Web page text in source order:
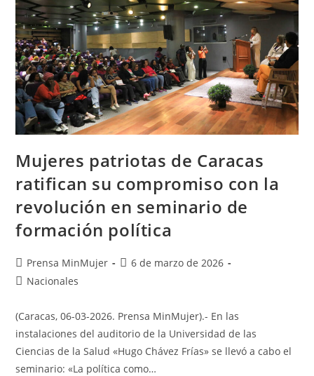
Mujeres patriotas de Caracas
ratifican su compromiso con la
revolución en seminario de
formación política
Prensa MinMujer
6 de marzo de 2026
Nacionales
(Caracas, 06-03-2026. Prensa MinMujer).- En las
instalaciones del auditorio de la Universidad de las
Ciencias de la Salud «Hugo Chávez Frías» se llevó a cabo el
seminario: «La política como…